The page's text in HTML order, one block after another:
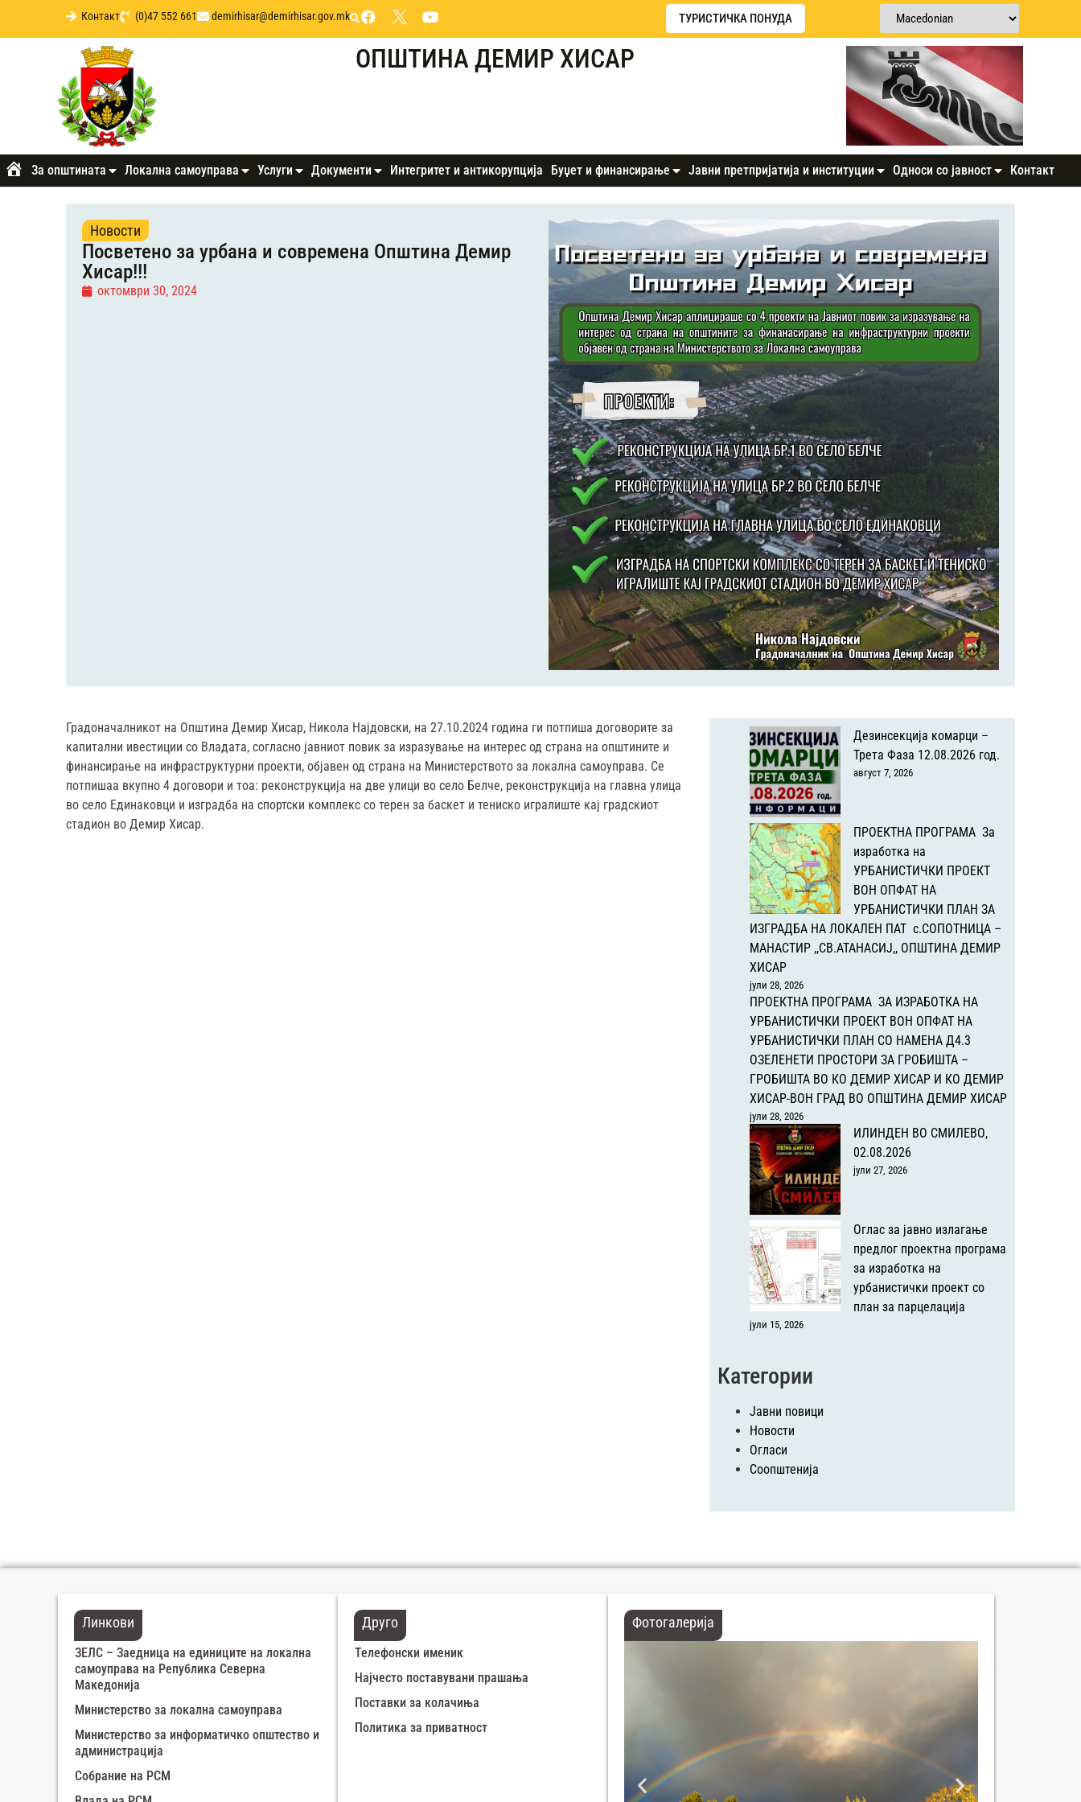
Контакт (0)47 552 661 demirhisar@demirhisar.gov.mk ТУРИСТИЧКА ПОНУДА
ОПШТИНА ДЕМИР ХИСАР
ПочетнаЗа општината Локална самоуправа Услуги Документи Интегритет и антикорупција Буџет и финансирање Јавни претпријатија и институции Односи со јавност Контакт
Новости
Посветено за урбана и современа Општина Демир
Хисар!!!
октомври 30, 2024
Градоначалникот на Општина Демир Хисар, Никола Најдовски, на 27.10.2024 година ги потпиша договорите за
капитални ивестиции со Владата, согласно јавниот повик за изразување на интерес од страна на општините и
финансирање на инфраструктурни проекти, објавен од страна на Министерството за локална самоуправа. Се
потпишаа вкупно 4 договори и тоа: реконструкција на две улици во село Белче, реконструкција на главна улица
во село Единаковци и изградба на спортски комплекс со терен за баскет и тениско игралиште кај градскиот
стадион во Демир Хисар.
Дезинсекција комарци –
Трета Фаза 12.08.2026 год.
август 7, 2026
ПРОЕКТНА ПРОГРАМА За
изработка на
УРБАНИСТИЧКИ ПРОЕКТ
ВОН ОПФАТ НА
УРБАНИСТИЧКИ ПЛАН ЗА
ИЗГРАДБА НА ЛОКАЛЕН ПАТ с.СОПОТНИЦА –
МАНАСТИР ,,СВ.АТАНАСИЈ,, ОПШТИНА ДЕМИР
ХИСАР
јули 28, 2026
ПРОЕКТНА ПРОГРАМА ЗА ИЗРАБОТКА НА
УРБАНИСТИЧКИ ПРОЕКТ ВОН ОПФАТ НА
УРБАНИСТИЧКИ ПЛАН СО НАМЕНА Д4.3
ОЗЕЛЕНЕТИ ПРОСТОРИ ЗА ГРОБИШТА –
ГРОБИШТА ВО КО ДЕМИР ХИСАР И КО ДЕМИР
ХИСАР-ВОН ГРАД ВО ОПШТИНА ДЕМИР ХИСАР
јули 28, 2026
ИЛИНДЕН ВО СМИЛЕВО,
02.08.2026
јули 27, 2026
Оглас за јавно излагање
предлог проектна програма
за изработка на
урбанистички проект со
план за парцелација
јули 15, 2026
Категории
Јавни повици
Новости
Огласи
Соопштенија
Линкови
ЗЕЛС – Заедница на единиците на локална
самоуправа на Република Северна
Македонија
Министерство за локална самоуправа
Министерство за информатичко општество и
администрација
Собрание на РСМ
Друго
Телефонски именик
Најчесто поставувани прашања
Поставки за колачиња
Политика за приватност
Фотогалерија